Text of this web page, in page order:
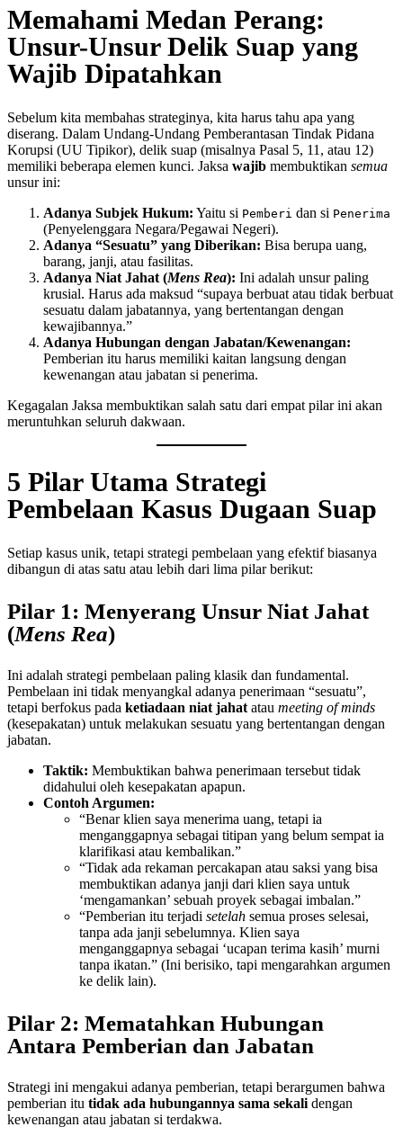
Memahami Medan Perang:
Unsur-Unsur Delik Suap yang
Wajib Dipatahkan
Sebelum kita membahas strateginya, kita harus tahu apa yang
diserang. Dalam Undang-Undang Pemberantasan Tindak Pidana
Korupsi (UU Tipikor), delik suap (misalnya Pasal 5, 11, atau 12)
memiliki beberapa elemen kunci. Jaksa wajib membuktikan semua
unsur ini:
Adanya Subjek Hukum: Yaitu si Pemberi dan si Penerima
(Penyelenggara Negara/Pegawai Negeri).
Adanya “Sesuatu” yang Diberikan: Bisa berupa uang,
barang, janji, atau fasilitas.
Adanya Niat Jahat (Mens Rea): Ini adalah unsur paling
krusial. Harus ada maksud “supaya berbuat atau tidak berbuat
sesuatu dalam jabatannya, yang bertentangan dengan
kewajibannya.”
Adanya Hubungan dengan Jabatan/Kewenangan:
Pemberian itu harus memiliki kaitan langsung dengan
kewenangan atau jabatan si penerima.
Kegagalan Jaksa membuktikan salah satu dari empat pilar ini akan
meruntuhkan seluruh dakwaan.
5 Pilar Utama Strategi
Pembelaan Kasus Dugaan Suap
Setiap kasus unik, tetapi strategi pembelaan yang efektif biasanya
dibangun di atas satu atau lebih dari lima pilar berikut:
Pilar 1: Menyerang Unsur Niat Jahat
(Mens Rea)
Ini adalah strategi pembelaan paling klasik dan fundamental.
Pembelaan ini tidak menyangkal adanya penerimaan “sesuatu”,
tetapi berfokus pada ketiadaan niat jahat atau meeting of minds
(kesepakatan) untuk melakukan sesuatu yang bertentangan dengan
jabatan.
Taktik: Membuktikan bahwa penerimaan tersebut tidak
didahului oleh kesepakatan apapun.
Contoh Argumen:
“Benar klien saya menerima uang, tetapi ia
menganggapnya sebagai titipan yang belum sempat ia
klarifikasi atau kembalikan.”
“Tidak ada rekaman percakapan atau saksi yang bisa
membuktikan adanya janji dari klien saya untuk
‘mengamankan’ sebuah proyek sebagai imbalan.”
“Pemberian itu terjadi setelah semua proses selesai,
tanpa ada janji sebelumnya. Klien saya
menganggapnya sebagai ‘ucapan terima kasih’ murni
tanpa ikatan.” (Ini berisiko, tapi mengarahkan argumen
ke delik lain).
Pilar 2: Mematahkan Hubungan
Antara Pemberian dan Jabatan
Strategi ini mengakui adanya pemberian, tetapi berargumen bahwa
pemberian itu tidak ada hubungannya sama sekali dengan
kewenangan atau jabatan si terdakwa.